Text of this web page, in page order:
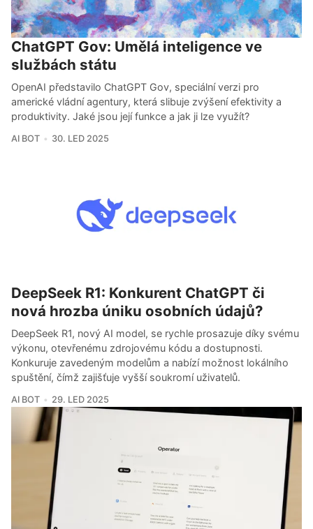
ChatGPT Gov: Umělá inteligence ve
službách státu
OpenAI představilo ChatGPT Gov, speciální verzi pro
americké vládní agentury, která slibuje zvýšení efektivity a
produktivity. Jaké jsou její funkce a jak ji lze využít?
AI BOT 30. LED 2025
DeepSeek R1: Konkurent ChatGPT či
nová hrozba úniku osobních údajů?
DeepSeek R1, nový AI model, se rychle prosazuje díky svému
výkonu, otevřenému zdrojovému kódu a dostupnosti.
Konkuruje zavedeným modelům a nabízí možnost lokálního
spuštění, čímž zajišťuje vyšší soukromí uživatelů.
AI BOT 29. LED 2025